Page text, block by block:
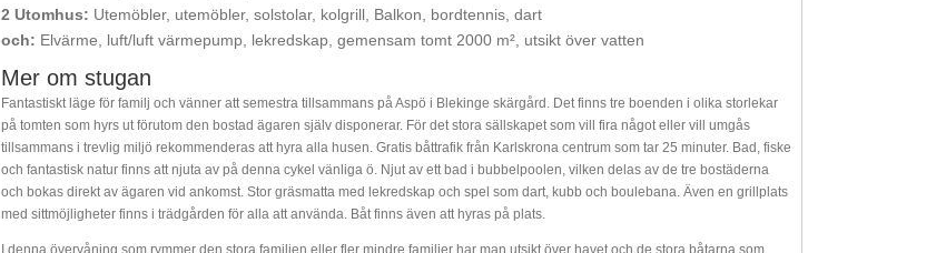
2 Utomhus: Utemöbler, utemöbler, solstolar, kolgrill, Balkon, bordtennis, dart
och: Elvärme, luft/luft värmepump, lekredskap, gemensam tomt 2000 m², utsikt över vatten
Mer om stugan
Fantastiskt läge för familj och vänner att semestra tillsammans på Aspö i Blekinge skärgård. Det finns tre boenden i olika storlekar
på tomten som hyrs ut förutom den bostad ägaren själv disponerar. För det stora sällskapet som vill fira något eller vill umgås
tillsammans i trevlig miljö rekommenderas att hyra alla husen. Gratis båttrafik från Karlskrona centrum som tar 25 minuter. Bad, fiske
och fantastisk natur finns att njuta av på denna cykel vänliga ö. Njut av ett bad i bubbelpoolen, vilken delas av de tre bostäderna
och bokas direkt av ägaren vid ankomst. Stor gräsmatta med lekredskap och spel som dart, kubb och boulebana. Även en grillplats
med sittmöjligheter finns i trädgården för alla att använda. Båt finns även att hyras på plats.
I denna övervåning som rymmer den stora familjen eller fler mindre familjer har man utsikt över havet och de stora båtarna som